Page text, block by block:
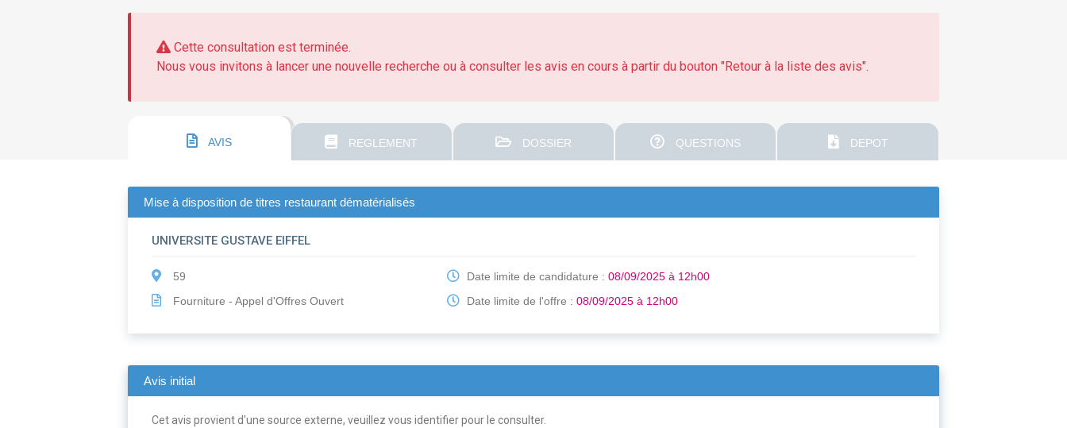
Cette consultation est terminée.
Nous vous invitons à lancer une nouvelle recherche ou à consulter les avis en cours à partir du bouton "Retour à la liste des avis".
AVIS REGLEMENT DOSSIER QUESTIONS DEPOT
Mise à disposition de titres restaurant dématérialisés
UNIVERSITE GUSTAVE EIFFEL
59
Fourniture - Appel d'Offres Ouvert
Date limite de candidature : 08/09/2025 à 12h00
Date limite de l'offre : 08/09/2025 à 12h00
Avis initial
Cet avis provient d'une source externe, veuillez vous identifier pour le consulter.